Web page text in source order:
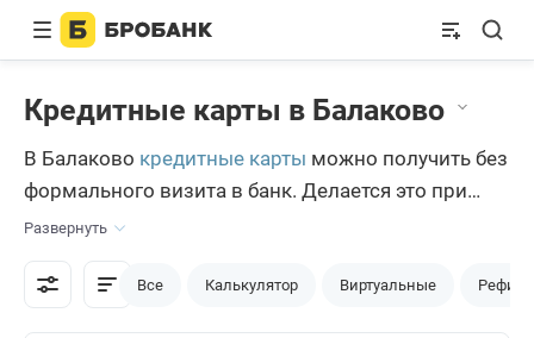
Кредитные карты в Балаково
В Балаково кредитные карты можно получить без
формального визита в банк. Делается это при
помощи финансового портала Бробанк.ру. Можно
долго искать подходящее предложение, но лучше
не тратить время, а попробовать функционал
Развернуть
Все Калькулятор Виртуальные